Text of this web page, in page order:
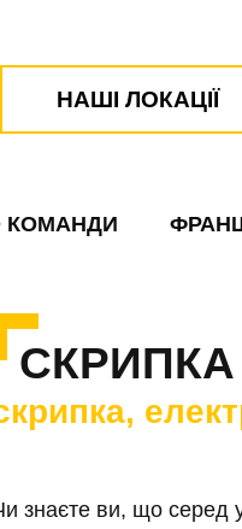
НАШІ ЛОКАЦІЇ
+38 063 13 073 13
м. Львів
Котляревського 13
+38 096 13 096 13
КОМАНДИ
СКРИПКА
знаєте ви, що серед